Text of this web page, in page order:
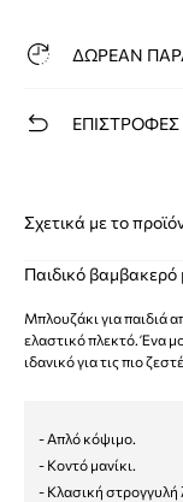
ΔΩΡΕΑΝ
Σχετικά με το
Παιδικό βαμβακερό
Μπλουζάκι για παιδιά
ελαστικό πλεκτό. Ένα
ιδανικό για τις πιο
- Απλό κόψιμο.
- Κοντό μανίκι.
- Κλασική στρογγυλή